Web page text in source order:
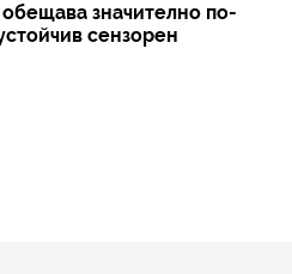
значително по-
сензорен